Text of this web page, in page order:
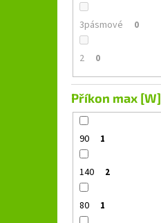
3pásmové 0
2 0
Příkon max [W]
90 1
140 2
80 1